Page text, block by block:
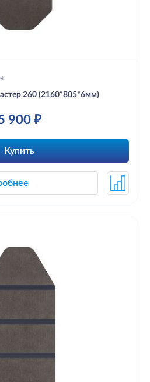
260 (2160*805*6мм)
900 ₽
Купить